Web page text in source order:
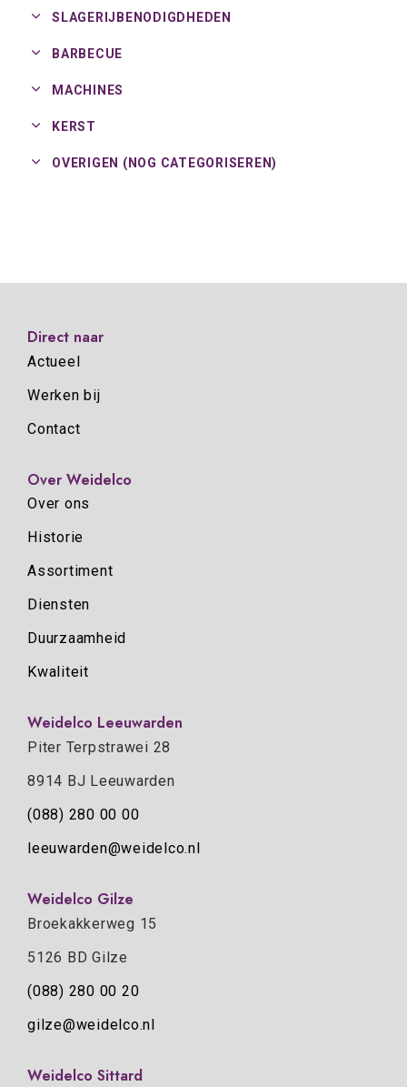
SLAGERIJBENODIGDHEDEN
BARBECUE
MACHINES
KERST
OVERIGEN (NOG CATEGORISEREN)
Direct naar
Actueel
Werken bij
Contact
Over Weidelco
Over ons
Historie
Assortiment
Diensten
Duurzaamheid
Kwaliteit
Weidelco Leeuwarden
Piter Terpstrawei 28
8914 BJ Leeuwarden
(088) 280 00 00
leeuwarden@weidelco.nl
Weidelco Gilze
Broekakkerweg 15
5126 BD Gilze
(088) 280 00 20
gilze@weidelco.nl
Weidelco Sittard